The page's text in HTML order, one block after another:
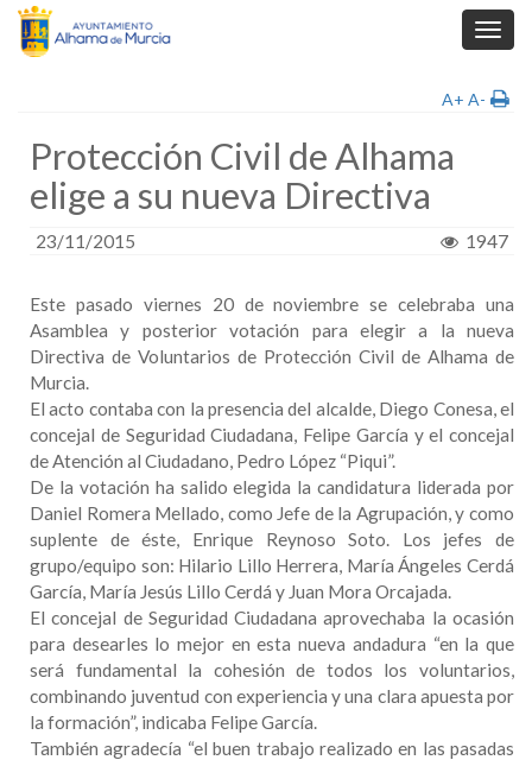
A+ A-
Protección Civil de Alhama
elige a su nueva Directiva
23/11/2015 1947
Este pasado viernes 20 de noviembre se celebraba una
Asamblea y posterior votación para elegir a la nueva
Directiva de Voluntarios de Protección Civil de Alhama de
Murcia.
El acto contaba con la presencia del alcalde, Diego Conesa, el
concejal de Seguridad Ciudadana, Felipe García y el concejal
de Atención al Ciudadano, Pedro López “Piqui”.
De la votación ha salido elegida la candidatura liderada por
Daniel Romera Mellado, como Jefe de la Agrupación, y como
suplente de éste, Enrique Reynoso Soto. Los jefes de
grupo/equipo son: Hilario Lillo Herrera, María Ángeles Cerdá
García, María Jesús Lillo Cerdá y Juan Mora Orcajada.
El concejal de Seguridad Ciudadana aprovechaba la ocasión
para desearles lo mejor en esta nueva andadura “en la que
será fundamental la cohesión de todos los voluntarios,
combinando juventud con experiencia y una clara apuesta por
la formación”, indicaba Felipe García.
También agradecía “el buen trabajo realizado en las pasadas